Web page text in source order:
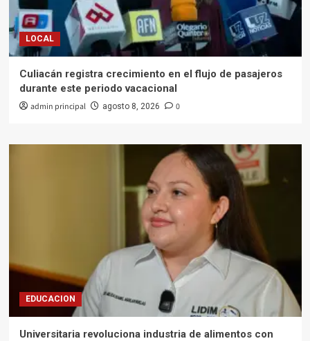
LOCAL
Culiacán registra crecimiento en el flujo de pasajeros
durante este periodo vacacional
admin principal agosto 8, 2026 0
EDUCACION
Universitaria revoluciona industria de alimentos con